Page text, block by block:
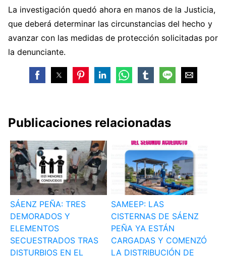
La investigación quedó ahora en manos de la Justicia,
que deberá determinar las circunstancias del hecho y
avanzar con las medidas de protección solicitadas por
la denunciante.
Publicaciones relacionadas
SÁENZ PEÑA: TRES
DEMORADOS Y
ELEMENTOS
SECUESTRADOS TRAS
DISTURBIOS EN EL
SAMEEP: LAS
CISTERNAS DE SÁENZ
PEÑA YA ESTÁN
CARGADAS Y COMENZÓ
LA DISTRIBUCIÓN DE